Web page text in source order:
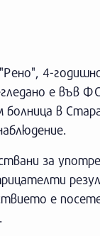
4-
е във
болница в
за
е